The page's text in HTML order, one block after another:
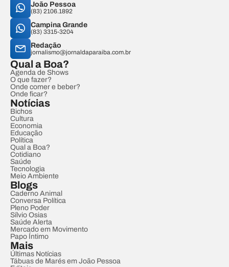
João Pessoa
(83) 2106.1892
Campina Grande
(83) 3315-3204
Redação
jornalismo@jornaldaparaiba.com.br
Qual a Boa?
Agenda de Shows
O que fazer?
Onde comer e beber?
Onde ficar?
Notícias
Bichos
Cultura
Economia
Educação
Política
Qual a Boa?
Cotidiano
Saúde
Tecnologia
Meio Ambiente
Blogs
Caderno Animal
Conversa Política
Pleno Poder
Sílvio Osias
Saúde Alerta
Mercado em Movimento
Papo Íntimo
Mais
Últimas Notícias
Tábuas de Marés em João Pessoa